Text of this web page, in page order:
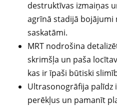
destruktīvas izmaiņas
agrīnā stadijā bojājumi
saskatāmi.
MRT nodrošina
skrimšļa un paša
kas ir īpaši būtiski
Ultrasonogrāfija palīdz
perēkļus un pamanīt